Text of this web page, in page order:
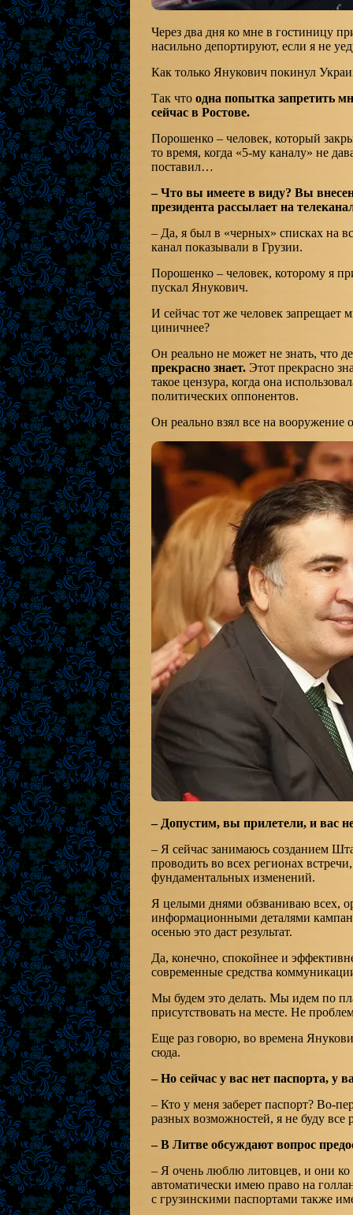
Через два дня ко мне в гостиницу
насильно депортируют, если я не
Как только Янукович покинул
Так что одна попытка запретить
сейчас в Ростове.
Порошенко – человек, который
то время, когда «5-му каналу» не
поставил…
– Что вы имеете в виду? Вы
президента рассылает на
– Да, я был в «черных» списках на
канал показывали в Грузии.
Порошенко – человек, которому я
пускал Янукович.
И сейчас тот же человек запрещает
циничнее?
Он реально не может не знать, что
прекрасно знает.Этот прекрасно
такое цензура, когда она
политических оппонентов.
Он реально взял все на вооружение
– Допустим, вы прилетели, и вас
– Я сейчас занимаюсь созданием
проводить во всех регионах
фундаментальных изменений.
Я целыми днями обзваниваю всех,
информационными деталями
осенью это даст результат.
Да, конечно, спокойнее и
современные средства
Мы будем это делать. Мы идем по
присутствовать на месте. Не
Еще раз говорю, во времена
сюда.
– Но сейчас у вас нет паспорта, у
– Кто у меня заберет паспорт? Во-
разных возможностей, я не буду все
– В Литве обсуждают вопрос
– Я очень люблю литовцев, и они ко
автоматически имею право на
с грузинскими паспортами также